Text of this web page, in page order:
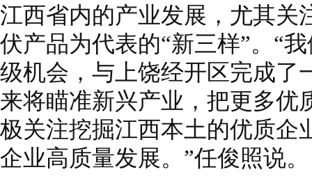
江西省内的产业发展，尤其关
伏产品为代表的“新三样”。“
级机会，与上饶经开区完成了
来将瞄准新兴产业，把更多优
极关注挖掘江西本土的优质企
企业高质量发展。”任俊照说。